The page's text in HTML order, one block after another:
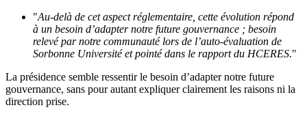
"Au-delà de cet aspect réglementaire, cette évolution répond
à un besoin d’adapter notre future gouvernance ; besoin
relevé par notre communauté lors de l’auto-évaluation de
Sorbonne Université et pointé dans le rapport du HCERES."
La présidence semble ressentir le besoin d’adapter notre future
gouvernance, sans pour autant expliquer clairement les raisons ni la
direction prise.